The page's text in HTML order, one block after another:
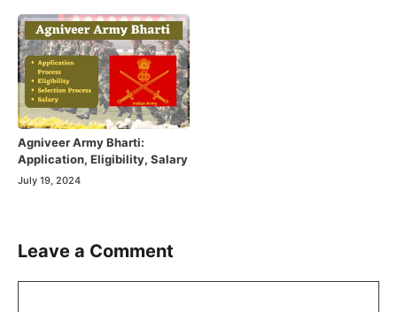
Agniveer Army Bharti:
Application, Eligibility, Salary
July 19, 2024
Leave a Comment